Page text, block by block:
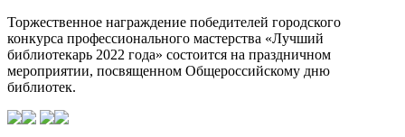
Торжественное награждение победителей городского
конкурса профессионального мастерства «Лучший
библиотекарь 2022 года» состоится на праздничном
мероприятии, посвященном Общероссийскому дню
библиотек.